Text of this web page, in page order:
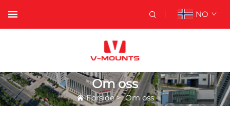
NO
Om oss
Forside>Om oss